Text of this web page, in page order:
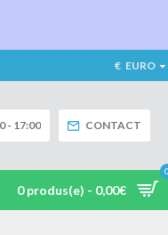
€ EURO
- 17:00 CONTACT
0 produs(e) - 0,00€